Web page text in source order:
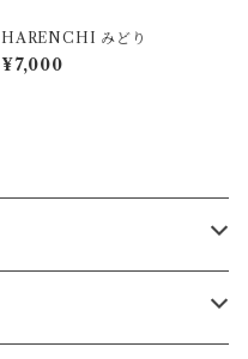
HARENCHI みどり
¥7,000